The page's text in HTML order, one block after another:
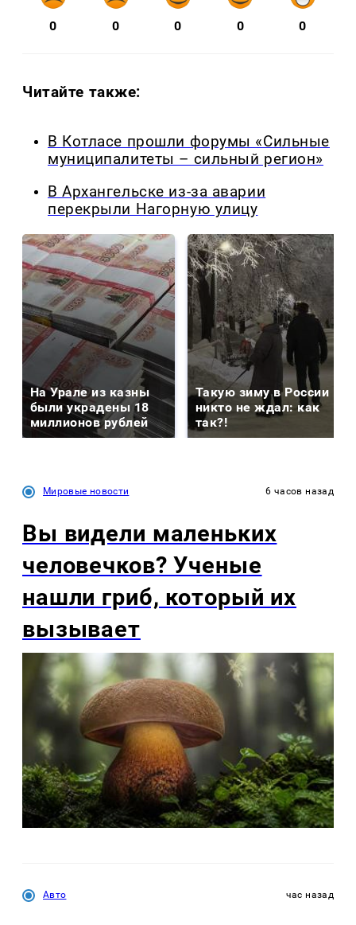
0 0 0 0 0
Читайте также:
В Котласе прошли форумы «Сильные
муниципалитеты – сильный регион»
В Архангельске из-за аварии
перекрыли Нагорную улицу
На Урале из казны
были украдены 18
миллионов рублей
Такую зиму в России
никто не ждал: как
так?!
Мировые новости 6 часов назад
Вы видели маленьких
человечков? Ученые
нашли гриб, который их
вызывает
Авто час назад